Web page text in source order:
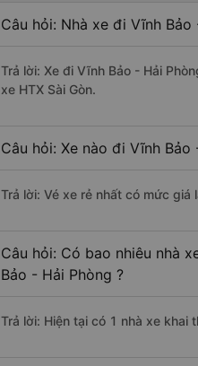
Câu hỏi: Nhà xe đi Vĩnh
Trả lời: Xe đi Vĩnh Bảo - Hải
xe HTX Sài Gòn.
Câu hỏi: Xe nào đi Vĩnh
Trả lời: Vé xe rẻ nhất có mức giá
Câu hỏi: Có bao nhiêu nhà
Bảo - Hải Phòng ?
Trả lời: Hiện tại có 1 nhà xe khai